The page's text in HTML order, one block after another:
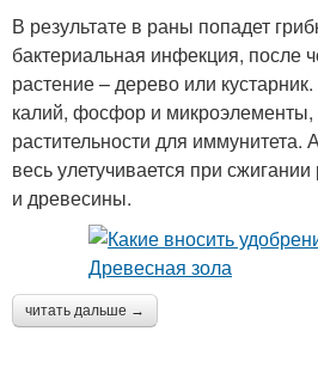
В результате в раны попадет
бактериальная инфекция, после
растение – дерево или
калий, фосфор и
растительности для иммунитета.
весь улетучивается при
и древесины.
читать дальше →